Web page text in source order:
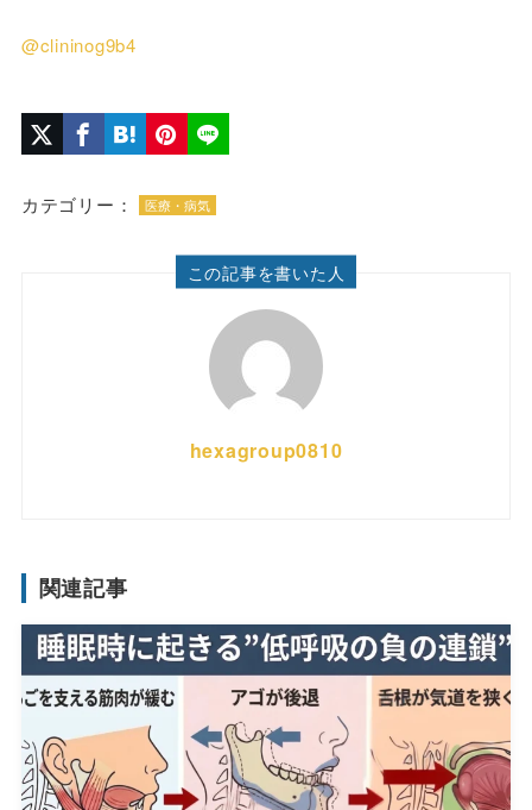
@clininog9b4
カテゴリー： 医療・病気
この記事を書いた人
hexagroup0810
関連記事